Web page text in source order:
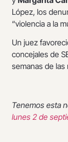
López, los
“violencia a la
Un juez
concejales de
semanas de
Tenemos esta
lunes 2 de